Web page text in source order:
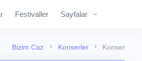
Festivaller Sayfalar
Bizim Caz Konserler Konser